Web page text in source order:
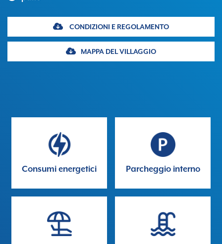
CONDIZIONI E REGOLAMENTO
MAPPA DEL VILLAGGIO
Consumi energetici Parcheggio interno